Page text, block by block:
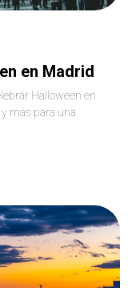
en Madrid
Halloween en
más para una